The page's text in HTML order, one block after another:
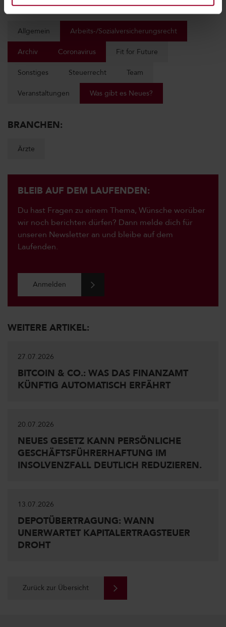
KATEGORIEN:
Allgemein Arbeits-/Sozialversicherungsrecht
Archiv Coronavirus Fit for Future
Sonstiges Steuerrecht Team
Veranstaltungen Was gibt es Neues?
BRANCHEN:
Ärzte
BLEIB AUF DEM LAUFENDEN:
Du hast Fragen zu einem Thema, Wünsche worüber
wir noch berichten dürfen? Dann melde dich für
unseren Newsletter an und bleibe auf dem
Laufenden.
Anmelden
WEITERE ARTIKEL:
27.07.2026
BITCOIN & CO.: WAS DAS FINANZAMT
KÜNFTIG AUTOMATISCH ERFÄHRT
20.07.2026
NEUES GESETZ KANN PERSÖNLICHE
GESCHÄFTSFÜHRERHAFTUNG IM
INSOLVENZFALL DEUTLICH REDUZIEREN.
13.07.2026
DEPOTÜBERTRAGUNG: WANN
UNERWARTET KAPITALERTRAGSTEUER
DROHT
Zurück zur Übersicht